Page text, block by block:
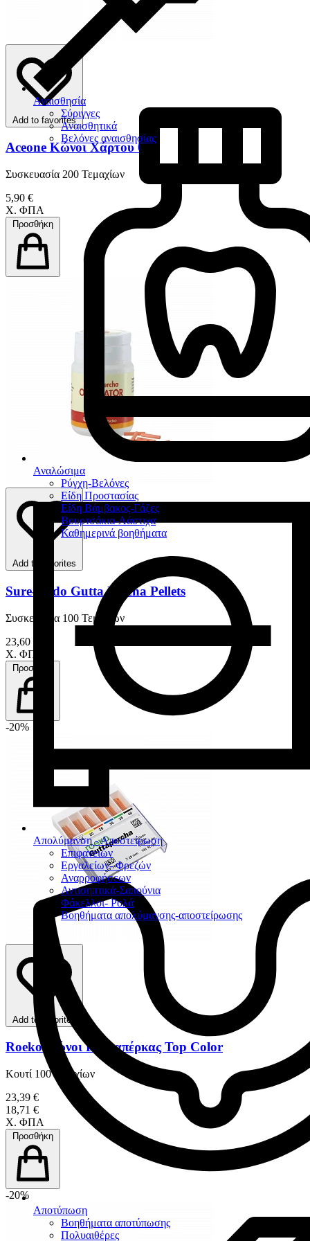
Αναισθησία
Σύριγγες
Αναισθητικά
Βελόνες αναισθησίας
Αναλώσιμα
Ρύγχη-Βελόνες
Είδη Προστασίας
Είδη Βάμβακος-Γάζες
Βουρτσάκια-Λάστιχα
Καθημερινά βοηθήματα
Απολύμανση - Αποστείρωση
Επιφανειών
Εργαλείων- Φρεζών
Αναρροφήσεων
Αντισηπτικά-Σαπούνια
Φάκελλοι- Ρολά
Βοηθήματα απολύμανσης-αποστείρωσης
Αποτύπωση
Βοηθήματα αποτύπωσης
Πολυαιθέρες
Add to favorites
Aceone Κώνοι Χάρτου 0.2
Συσκευασία 200 Τεμαχίων
5,90 €
Χ. ΦΠΑ
Προσθήκη
Add to favorites
Sure-Endo Gutta Percha Pellets
Συσκευασία 100 Τεμαχίων
23,60 €
Χ. ΦΠΑ
Προσθήκη
-20%
Add to favorites
Roeko Κώνοι Γουταπέρκας Top Color
Κουτί 100 τεμαχίων
23,39 €
18,71 €
Χ. ΦΠΑ
Προσθήκη
-20%